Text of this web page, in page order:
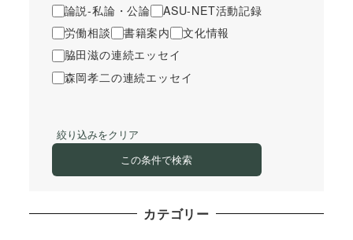
論説-私論・公論
ASU-NET活動記録
労働相談
書籍案内
文化情報
脇田滋の連続エッセイ
森岡孝二の連続エッセイ
絞り込みをクリア
この条件で検索
カテゴリー